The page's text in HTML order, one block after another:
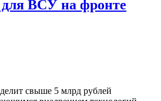
для ВСУ на фронте
свыше 5 млрд рублей